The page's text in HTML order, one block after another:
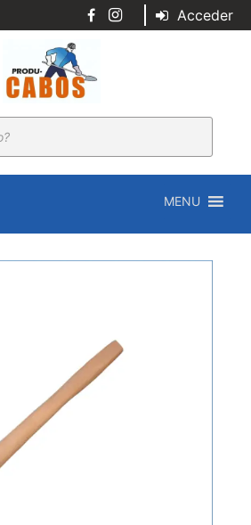
Acceder
MENU